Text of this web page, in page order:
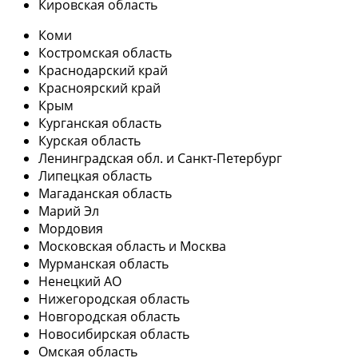
Кировская область
Коми
Костромская область
Краснодарский край
Красноярский край
Крым
Курганская область
Курская область
Ленинградская обл. и Санкт-Петербург
Липецкая область
Магаданская область
Марий Эл
Мордовия
Московская область и Москва
Мурманская область
Ненецкий АО
Нижегородская область
Новгородская область
Новосибирская область
Омская область